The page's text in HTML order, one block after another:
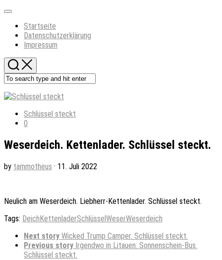
Skip
content
Expand
Startseite
Datenschutzerklärung
Impressum
Schlüssel steckt
0
Weserdeich. Kettenlader. Schlüssel steckt.
by tammotheus · 11. Juli 2022
Neulich am Weserdeich. Liebherr-Kettenlader. Schlüssel steckt.
Tags: DeichKettenladerSchlüsselWeserWeserdeich
Next story Wicked Trump Camper. Schlüssel steckt.
Previous story Irgendwo in Litauen. Sonnenschein-Bus.
Schlüssel steckt.